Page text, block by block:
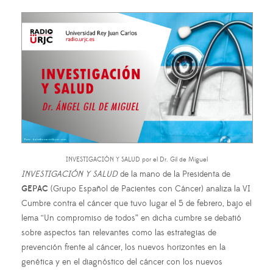
INVESTIGACIÓN Y SALUD por el Dr. Gil de Miguel
INVESTIGACIÓN Y SALUDde la mano de la Presidenta de
GEPAC (Grupo Español de Pacientes con Cáncer) analiza la VI
Cumbre contra el cáncer que tuvo lugar el 5 de febrero, bajo el
lema “Un compromiso de todos” en dicha cumbre se debatió
sobre aspectos tan relevantes como las estrategias de
prevención frente al cáncer, los nuevos horizontes en la
genética y en el diagnóstico del cáncer con los nuevos